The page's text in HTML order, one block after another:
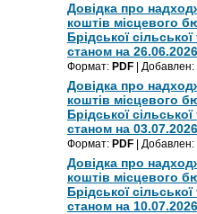
Довідка про
коштів місцевого
Брідської
станом на 26.06.2026
Формат: PDF | Добавлен:
Довідка про
коштів місцевого
Брідської
станом на 03.07.2026
Формат: PDF | Добавлен:
Довідка про
коштів місцевого
Брідської
станом на 10.07.2026